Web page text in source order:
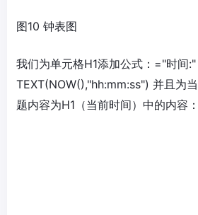
图10 钟表图
我们为单元格H1添加公式：="时间
TEXT(NOW(),"hh:mm:ss") 并且为
题内容为H1（当前时间）中的内容：